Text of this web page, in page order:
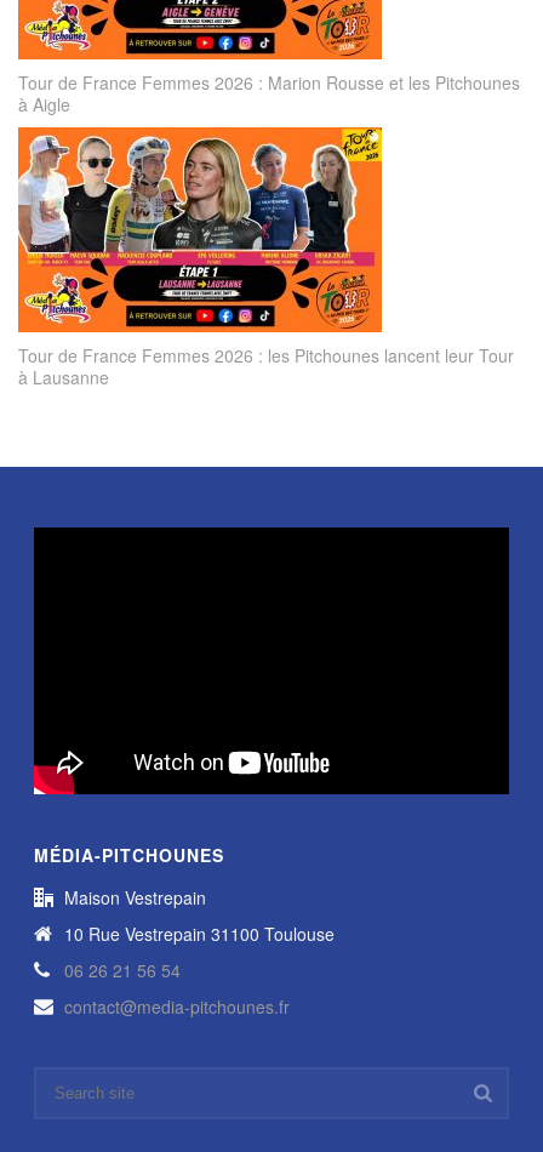
Tour de France Femmes 2026 : Marion Rousse et les Pitchounes
à Aigle
Tour de France Femmes 2026 : les Pitchounes lancent leur Tour
à Lausanne
MÉDIA-PITCHOUNES
Maison Vestrepain
10 Rue Vestrepain 31100 Toulouse
06 26 21 56 54
contact@media-pitchounes.fr